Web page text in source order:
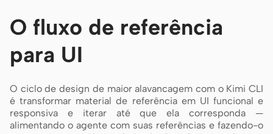
O fluxo de referência
para UI
O ciclo de design de maior alavancagem com o Kimi CLI
é transformar material de referência em UI funcional e
responsiva e iterar até que ela corresponda —
alimentando o agente com suas referências e fazendo-o